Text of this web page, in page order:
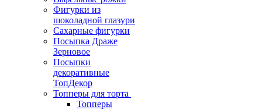
Фигурки из
шоколадной глазури
Сахарные фигурки
Посыпка Драже
Зерновое
Посыпки
декоративные
ТопДекор
Топперы для торта
Топперы